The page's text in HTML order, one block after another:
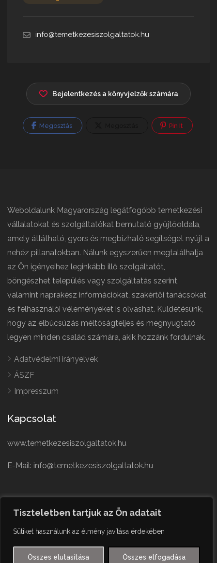
Tiszteletben tartjuk az Ön adatait
Sütiket használunk az élmény javítása érdekében
Összes elutasítása Összes elfogadása
info@temetkezesiszolgaltatok.hu
Bejelentkezés a könyvjelzők számára
Megosztás Pin It
Weboldalunk Magyarország legátfogóbb temetkezési
vállalatokat és szolgáltatókat bemutató gyűjtőoldala,
amely átlátható, gyors és megbízható segítséget nyújt a
nehéz pillanatokban. Nálunk egyszerűen megtalálhatja
az Ön igényeihez leginkább illő szolgáltatót,
böngészhet település vagy szolgáltatás szerint,
valamint naprakész információkat, szakértői tanácsokat
és felhasználói véleményeket is olvashat. Küldetésünk,
hogy az elbúcsúzás méltóságteljes és megnyugtató
legyen minden család számára, akik hozzánk fordulnak.
Adatvédelmi irányelvek
ÁSZF
Impresszum
Kapcsolat
www.temetkezesiszolgaltatok.hu
E-Mail: info@temetkezesiszolgaltatok.hu
English
Czech
German